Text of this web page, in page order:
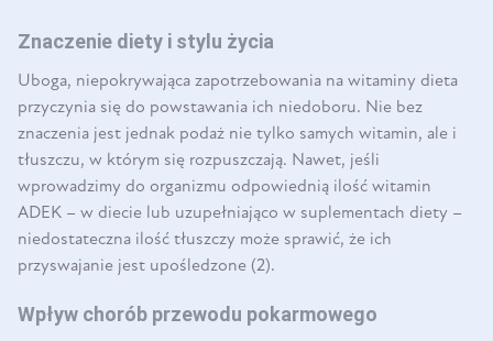
Znaczenie diety i stylu życia
Uboga, niepokrywająca zapotrzebowania na witaminy dieta
przyczynia się do powstawania ich niedoboru. Nie bez
znaczenia jest jednak podaż nie tylko samych witamin, ale i
tłuszczu, w którym się rozpuszczają. Nawet, jeśli
wprowadzimy do organizmu odpowiednią ilość witamin
ADEK – w diecie lub uzupełniająco w suplementach diety –
niedostateczna ilość tłuszczy może sprawić, że ich
przyswajanie jest upośledzone (2).
Wpływ chorób przewodu pokarmowego